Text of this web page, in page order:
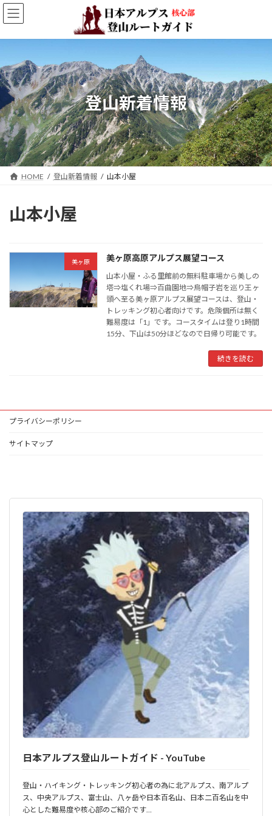
コ
ン
ン
へ
ス
キ
ッ
プ
ナ
ビ
ー
ョ
ン
に
移
動
登山新着情報
HOME 登山新着情報 山本小屋
山本小屋
美ヶ原 美ヶ原高原アルプス展望コース
山本小屋・ふる里館前の無料駐車場から美しの
塔⇒塩くれ場⇒百曲園地⇒烏帽子岩を巡り王ヶ
頭へ至る美ヶ原アルプス展望コースは、登山・
トレッキング初心者向けです。危険個所は無く
難易度は「1」です。コースタイムは登り1時間
15分、下山は50分ほどなので日帰り可能です。
続きを読む
プライバシーポリシー
サイトマップ
日本アルプス登山ルートガイド - YouTube
登山・ハイキング・トレッキング初心者の為に北アルプス、南アルプ
ス、中央アルプス、富士山、八ヶ岳や日本百名山、日本二百名山を中
心とした難易度や核心部のご紹介です…